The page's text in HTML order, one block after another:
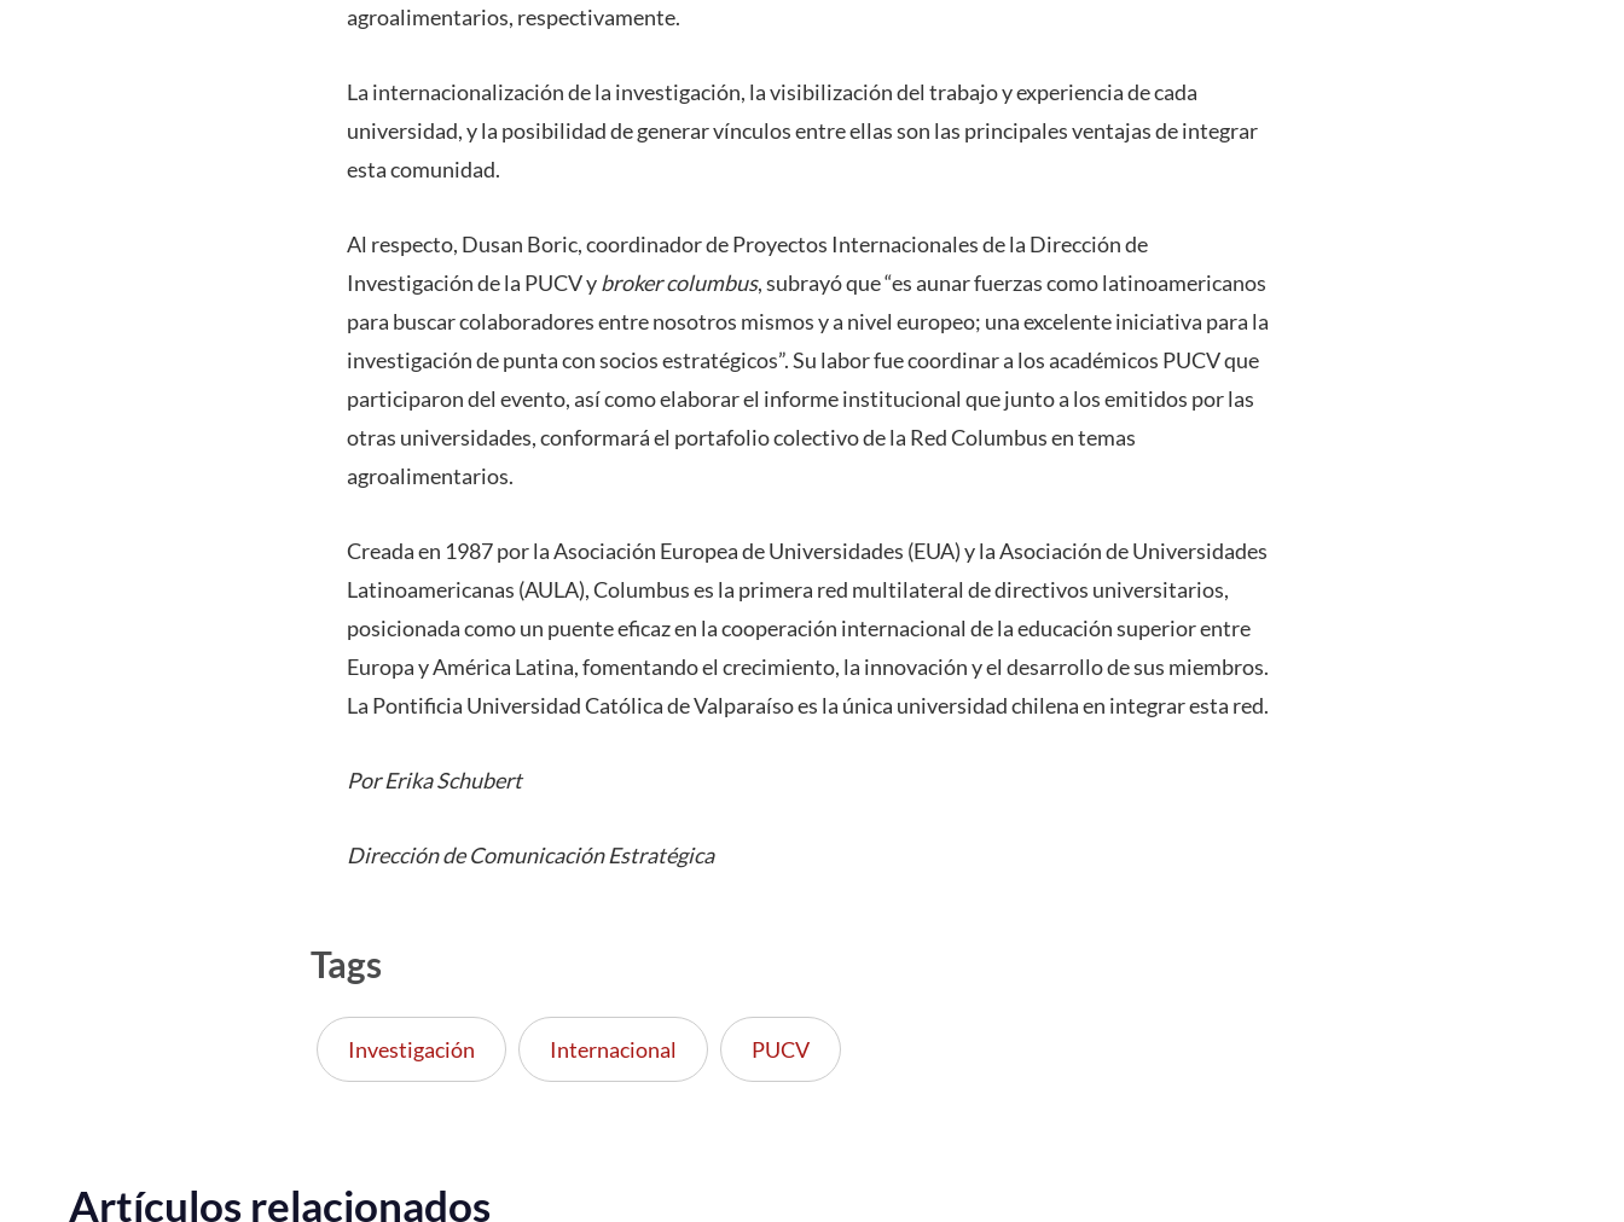
agroalimentarios, respectivamente.
La internacionalización de la investigación, la visibilización del trabajo y experiencia de cada
universidad, y la posibilidad de generar vínculos entre ellas son las principales ventajas de integrar
esta comunidad.
Al respecto, Dusan Boric, coordinador de Proyectos Internacionales de la Dirección de
Investigación de la PUCV ybroker columbus, subrayó que “es aunar fuerzas como latinoamericanos
para buscar colaboradores entre nosotros mismos y a nivel europeo; una excelente iniciativa para la
investigación de punta con socios estratégicos”. Su labor fue coordinar a los académicos PUCV que
participaron del evento, así como elaborar el informe institucional que junto a los emitidos por las
otras universidades, conformará el portafolio colectivo de la Red Columbus en temas
agroalimentarios.
Creada en 1987 por la Asociación Europea de Universidades (EUA) y la Asociación de Universidades
Latinoamericanas (AULA), Columbus es la primera red multilateral de directivos universitarios,
posicionada como un puente eficaz en la cooperación internacional de la educación superior entre
Europa y América Latina, fomentando el crecimiento, la innovación y el desarrollo de sus miembros.
La Pontificia Universidad Católica de Valparaíso es la única universidad chilena en integrar esta red.
Por Erika Schubert
Dirección de Comunicación Estratégica
Tags
Investigación Internacional PUCV
Artículos relacionados